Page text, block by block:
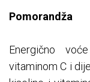
Pomorandža
Energično
vitaminom C i